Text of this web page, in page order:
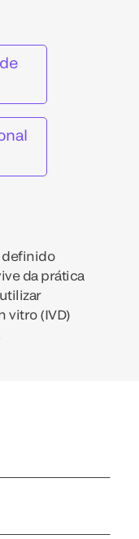
definido
da prática
vitro (IVD)